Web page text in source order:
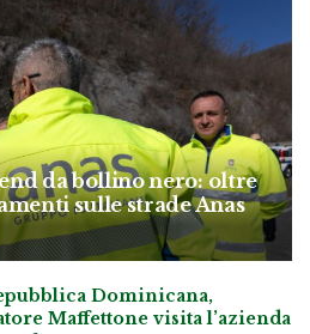
da bollino nero: oltre
sulle strade Anas
Dominicana,
Maffettone visita l’azienda